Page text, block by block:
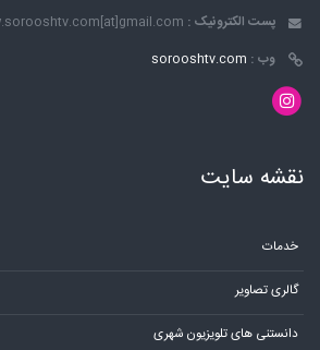
پست الکترونیک :
وب : sorooshtv.com
نقشه سایت
خدمات
گالری تصاویر
دانستنی های تلویزیون شهری